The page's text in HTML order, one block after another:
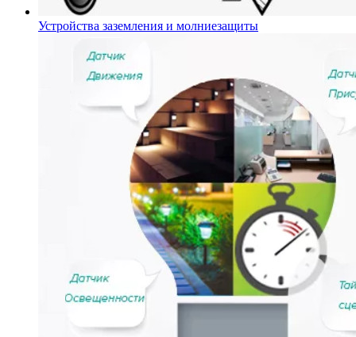
Устройства заземления и молниезащиты